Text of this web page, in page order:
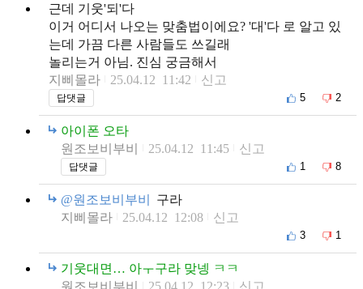
근데 기웃'되'다
이거 어디서 나오는 맞춤법이에요? '대'다 로 알고 있
는데 가끔 다른 사람들도 쓰길래
놀리는거 아님. 진심 궁금해서
지삐몰라
25.04.12 11:42 신고
답댓글 5 2
아이폰 오타
원조보비부비
25.04.12 11:45 신고
답댓글 1 8
@원조보비부비
구라
지삐몰라
25.04.12 12:08 신고
3 1
기웃대면… 아ㅜ구라 맞넹 ㅋㅋ
원조보비부비
25.04.12 12:23 신고